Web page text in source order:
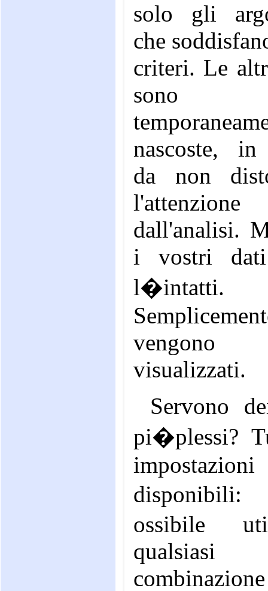
solo gli
che
criteri. Le
sono
nascoste,
da non
l'attenzione
dall'analisi.
i vostri
l�intatti.
vengono
visualizzati.
Servono
pi�plessi?
ossibile
qualsiasi